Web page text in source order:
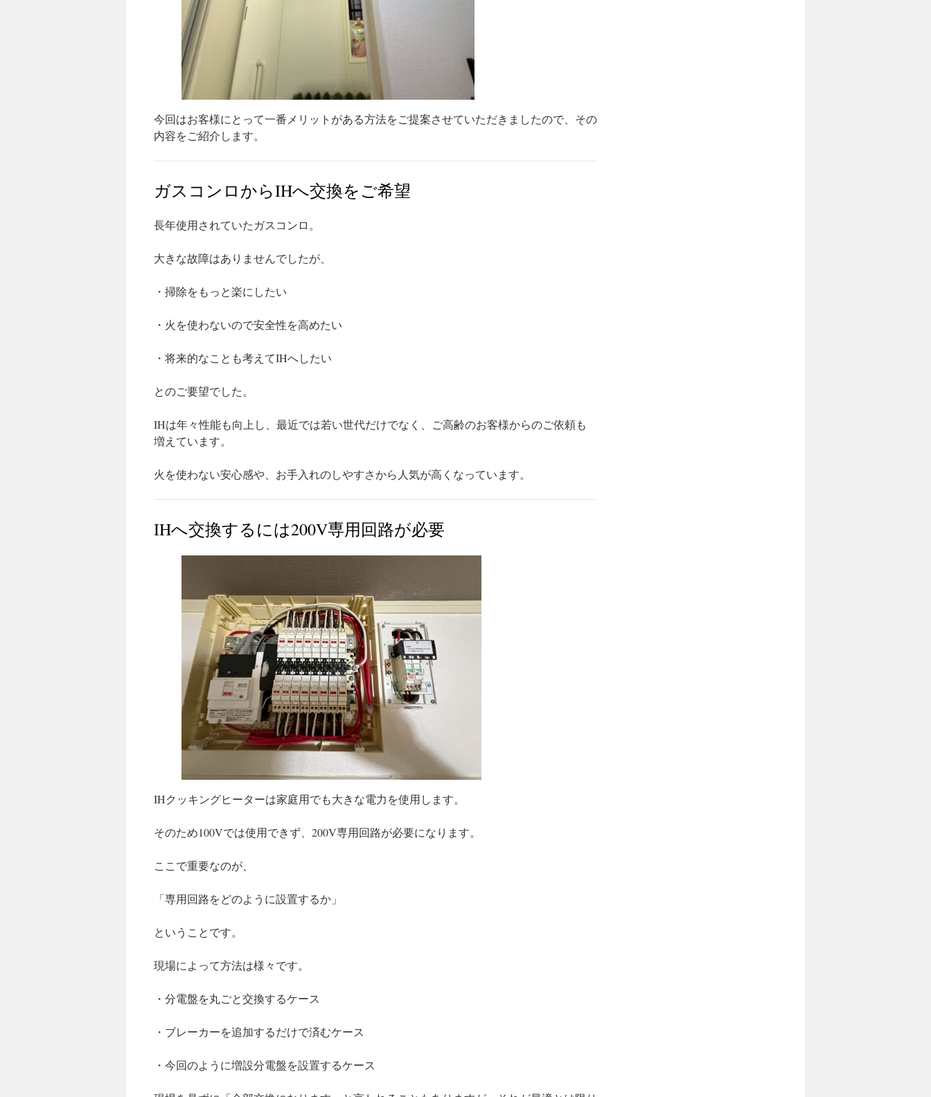
今回はお客様にとって一番メリットがある方法をご提案させていただきましたので、その
内容をご紹介します。
ガスコンロからIHへ交換をご希望
長年使用されていたガスコンロ。
大きな故障はありませんでしたが、
・掃除をもっと楽にしたい
・火を使わないので安全性を高めたい
・将来的なことも考えてIHへしたい
とのご要望でした。
IHは年々性能も向上し、最近では若い世代だけでなく、ご高齢のお客様からのご依頼も
増えています。
火を使わない安心感や、お手入れのしやすさから人気が高くなっています。
IHへ交換するには200V専用回路が必要
IHクッキングヒーターは家庭用でも大きな電力を使用します。
そのため100Vでは使用できず、200V専用回路が必要になります。
ここで重要なのが、
「専用回路をどのように設置するか」
ということです。
現場によって方法は様々です。
・分電盤を丸ごと交換するケース
・ブレーカーを追加するだけで済むケース
・今回のように増設分電盤を設置するケース